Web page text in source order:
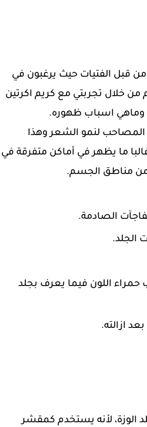
قبل الفتيات حيث يرغبون في
خلال تجربتي مع كريم اكرتين
وماهي اسباب ظهوره.
المصاحب لنمو الشعر وهذا
ما يظهر في أماكن متفرقة في
من مناطق الجسم.
الصادمة.
الجلد.
اللون فيما يعرف بجلد
ازالته.
الوزة، لأنه يستخدم كمقشر